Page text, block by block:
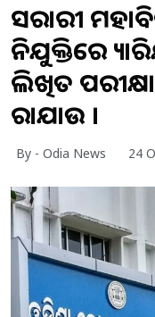
ସରକାରୀ
ନିଯୁକ୍ତିରେ
ଲିଖିତ ପରୀକ୍ଷା
କରାଯାଉ ।
By - Odia News 24